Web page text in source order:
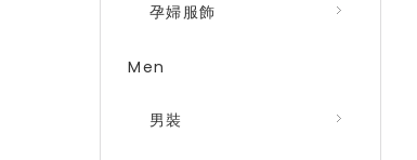
孕婦服飾
Men
男裝